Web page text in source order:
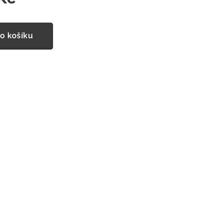
košíku